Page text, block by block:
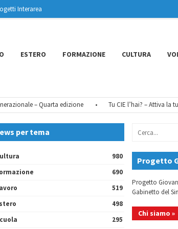
Interarea
ESTERO FORMAZIONE CULTURA
– Quarta edizione Tu CIE l’hai? – Attiva la tua
per tema
980
690
519
498
295
Progetto
Progetto
Gabinetto del
Chi siamo »